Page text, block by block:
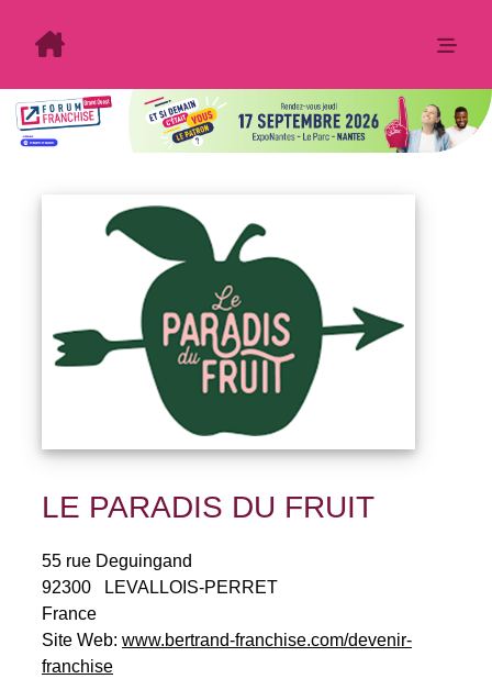
LE PARADIS DU FRUIT
55 rue Deguingand
92300
LEVALLOIS-PERRET
France
Site Web: www.bertrand-franchise.com/devenir-
franchise